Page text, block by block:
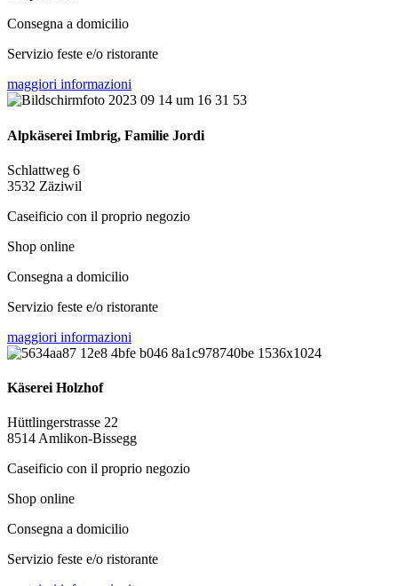
Consegna a domicilio
Servizio feste e/o ristorante
maggiori informazioni
Alpkäserei Imbrig, Familie Jordi
Schlattweg 6
3532 Zäziwil
Caseificio con il proprio negozio
Shop online
Consegna a domicilio
Servizio feste e/o ristorante
maggiori informazioni
Käserei Holzhof
Hüttlingerstrasse 22
8514 Amlikon-Bissegg
Caseificio con il proprio negozio
Shop online
Consegna a domicilio
Servizio feste e/o ristorante